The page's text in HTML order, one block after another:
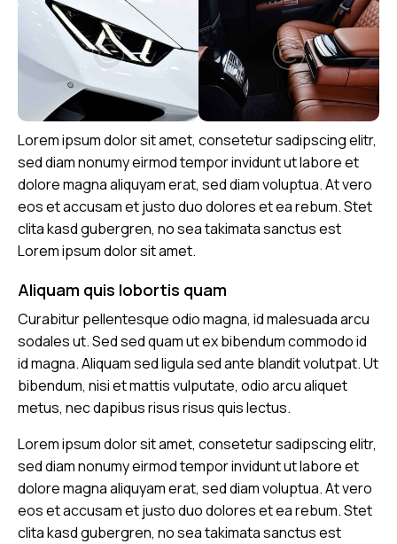
Lorem ipsum dolor sit amet, consetetur sadipscing elitr,
sed diam nonumy eirmod tempor invidunt ut labore et
dolore magna aliquyam erat, sed diam voluptua. At vero
eos et accusam et justo duo dolores et ea rebum. Stet
clita kasd gubergren, no sea takimata sanctus est
Lorem ipsum dolor sit amet.
Aliquam quis lobortis quam
Curabitur pellentesque odio magna, id malesuada arcu
sodales ut. Sed sed quam ut ex bibendum commodo id
id magna. Aliquam sed ligula sed ante blandit volutpat. Ut
bibendum, nisi et mattis vulputate, odio arcu aliquet
metus, nec dapibus risus risus quis lectus.
Lorem ipsum dolor sit amet, consetetur sadipscing elitr,
sed diam nonumy eirmod tempor invidunt ut labore et
dolore magna aliquyam erat, sed diam voluptua. At vero
eos et accusam et justo duo dolores et ea rebum. Stet
clita kasd gubergren, no sea takimata sanctus est